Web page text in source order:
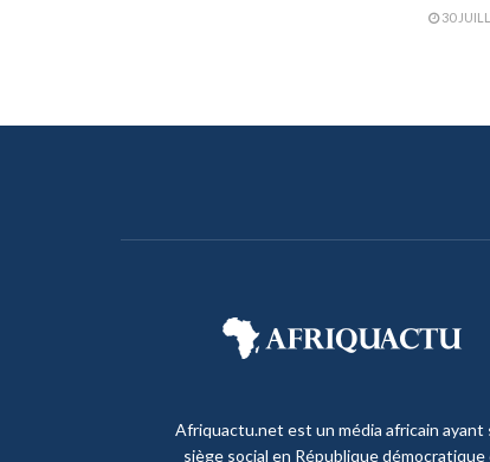
30
Afriquactu.net est un média africain ayant
siège social en République démocratique